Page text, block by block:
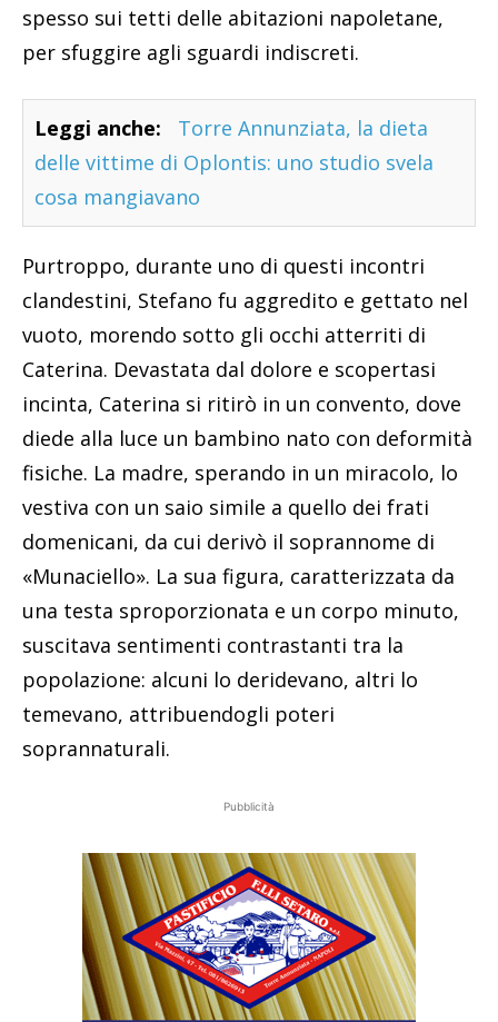
spesso sui tetti delle abitazioni napoletane,
per sfuggire agli sguardi indiscreti.
Leggi anche:
Torre Annunziata, la dieta
delle vittime di Oplontis: uno studio svela
cosa mangiavano
Purtroppo, durante uno di questi incontri
clandestini, Stefano fu aggredito e gettato nel
vuoto, morendo sotto gli occhi atterriti di
Caterina. Devastata dal dolore e scopertasi
incinta, Caterina si ritirò in un convento, dove
diede alla luce un bambino nato con deformità
fisiche. La madre, sperando in un miracolo, lo
vestiva con un saio simile a quello dei frati
domenicani, da cui derivò il soprannome di
«Munaciello». La sua figura, caratterizzata da
una testa sproporzionata e un corpo minuto,
suscitava sentimenti contrastanti tra la
popolazione: alcuni lo deridevano, altri lo
temevano, attribuendogli poteri
soprannaturali.
Pubblicità